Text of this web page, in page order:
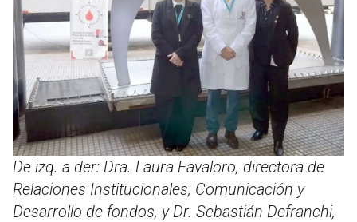
De izq. a der: Dra. Laura Favaloro, directora de
Relaciones Institucionales, Comunicación y
Desarrollo de fondos, y Dr. Sebastián Defranchi,